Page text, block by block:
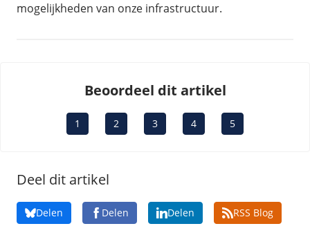
mogelijkheden van onze infrastructuur.
Beoordeel dit artikel
1 2 3 4 5
Deel dit artikel
Delen Delen Delen RSS Blog